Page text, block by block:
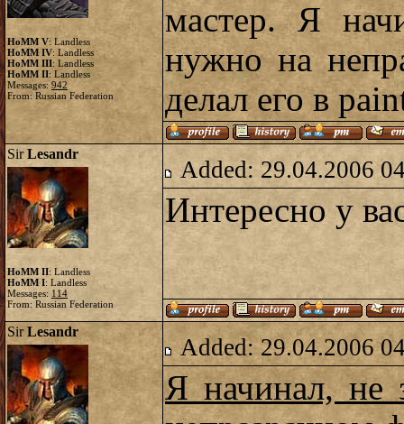
HoMM V: Landless
HoMM IV: Landless
HoMM III: Landless
HoMM II: Landless
Messages:942
From: Russian Federation
мастер. Я
нужно на
делал его в
SirLesandr
HoMM II: Landless
HoMM I: Landless
Messages: 114
From: Russian Federation
Added: 29.04.2006
Интересно у
SirLesandr
Added: 29.04.2006
Я начинал, не